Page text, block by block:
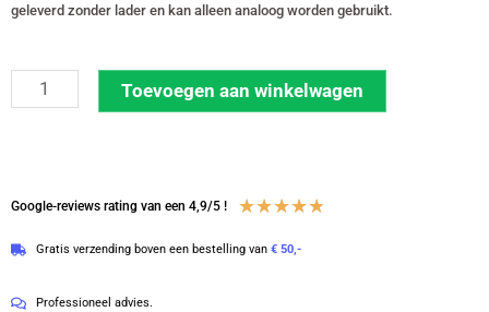
geleverd zonder lader en kan alleen analoog worden gebruikt.
Kenwood
NX1200AE3
174
Analoog
Toevoegen aan winkelwagen
Google-reviews rating van een 4,9/5 ! ★★★★★
Gratis verzending boven een bestelling van € 50,-
Professioneel advies.